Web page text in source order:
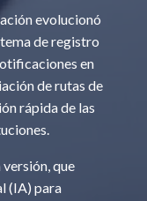
evolucionó
de registro
en
de rutas de
rápida de las
que
(IA) para